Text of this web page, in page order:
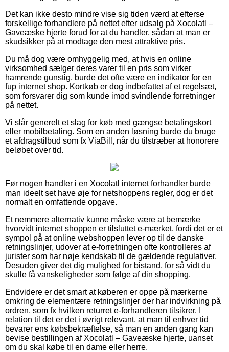
Det kan ikke desto mindre vise sig tiden værd at efterse
forskellige forhandlere på nettet efter udsalg på Xocolatl –
Gaveæske hjerte forud for at du handler, sådan at man er
skudsikker på at modtage den mest attraktive pris.
Du må dog være omhyggelig med, at hvis en online
virksomhed sælger deres varer til en pris som virker
hamrende gunstig, burde det ofte være en indikator for en
fup internet shop. Kortkøb er dog indbefattet af et regelsæt,
som forsvarer dig som kunde imod svindlende forretninger
på nettet.
Vi slår generelt et slag for køb med gængse betalingskort
eller mobilbetaling. Som en anden løsning burde du bruge
et afdragstilbud som fx ViaBill, når du tilstræber at honorere
beløbet over tid.
Før nogen handler i en Xocolatl internet forhandler burde
man ideelt set have øje for netshoppens regler, dog er det
normalt en omfattende opgave.
Et nemmere alternativ kunne måske være at bemærke
hvorvidt internet shoppen er tilsluttet e-mærket, fordi det er et
sympol på at online webshoppen lever op til de danske
retningslinjer, udover at e-forretningen ofte kontrolleres af
jurister som har nøje kendskab til de gældende regulativer.
Desuden giver det dig mulighed for bistand, for så vidt du
skulle få vanskeligheder som følge af din shopping.
Endvidere er det smart at køberen er oppe på mærkerne
omkring de elementære retningslinjer der har indvirkning på
ordren, som fx hvilken returret e-forhandleren tilsikrer. I
relation til det er det i øvrigt relevant, at man til enhver tid
bevarer ens købsbekræftelse, så man en anden gang kan
bevise bestillingen af Xocolatl – Gaveæske hjerte, uanset
om du skal købe til en dame eller herre.